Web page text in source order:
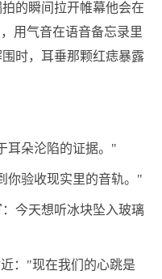
的瞬间拉开帷幕他会在
用气音在语音备忘录里
时，耳垂那颗红痣暴露
耳朵沦陷的证据。"
你验收现实里的音轨。"
今天想听冰块坠入玻璃
："现在我们的心跳是